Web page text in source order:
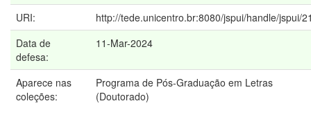
URI:
http://tede.unicentro.br:8080/jspui/handle/jspui/
Data de
defesa:
11-Mar-2024
Aparece nas
coleções:
Programa de Pós-Graduação em Letras
(Doutorado)